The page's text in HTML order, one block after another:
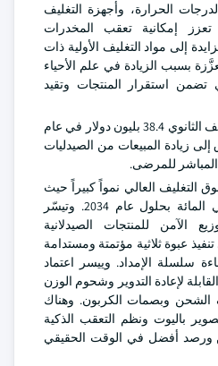
الحرارة، وأجهزة التغليف
تعزز إمكانية تعقب المخدرات
إلى مواد التغليف الأولية ذات
بسبب الزيادة في علم الأحياء
تضمن استقرار المنتجات وتقيد
وبلغت قيمة سوق التغليف الثانوي 38.4 بليون دولار في عام
إلى زيادة المبيعات من الصيدليات
المباشر للمرضى.
التغليف العالي نمواً كبيراً حيث
بلغت نسبة الـ 13.4 في المائة بحلول عام 2034. وتيسّر
الآمن للمنتجات الصيدلانية
عبوة ثلاثية مؤتمتة ومستدامة
سلسلة الإمداد. وييسر اعتماد
لإعادة التدوير وشحوم الوزن
الشحن وبصمات الكربون. وهناك
باليوت ونظم التعقب الذكية
ورصد أفضل في الوقت الحقيقي